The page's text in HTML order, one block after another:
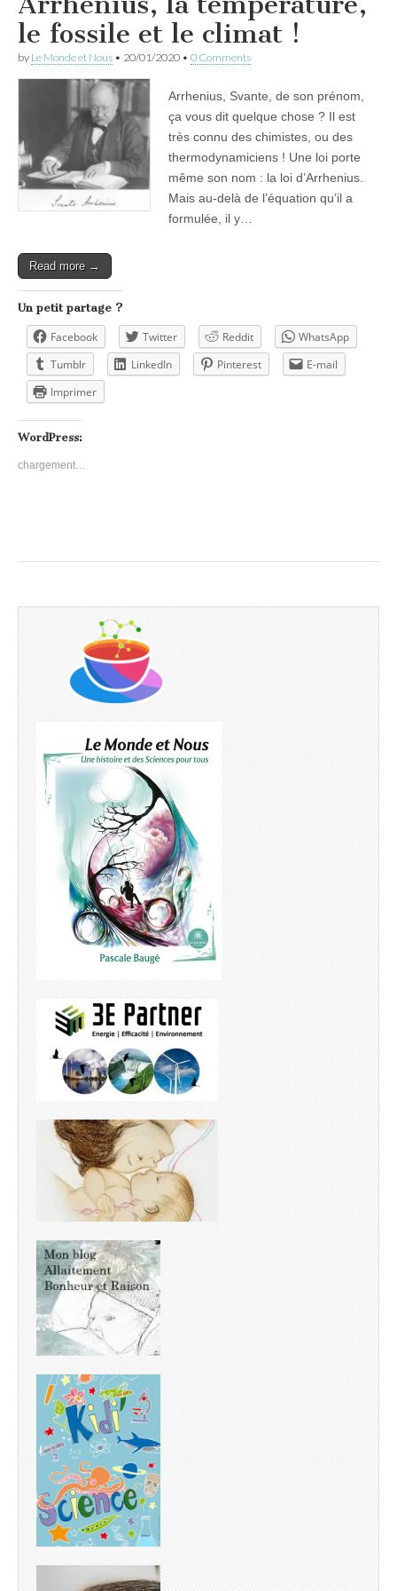
le fossile et le climat !
by Le Monde et Nous • 20/01/2020 • 0 Comments
Arrhenius, Svante, de son prénom,
ça vous dit quelque chose ? Il est
très connu des chimistes, ou des
thermodynamiciens ! Une loi porte
même son nom : la loi d’Arrhenius.
Mais au-delà de l’équation qu’il a
formulée, il y…
Read more →
Un petit partage ?
Facebook Twitter Reddit
WhatsApp
Tumblr
LinkedIn Pinterest
E-mail
Imprimer
WordPress:
chargement…